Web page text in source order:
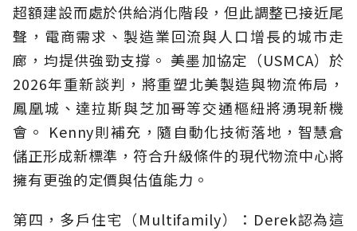
超額建設而處於供給消化階段，但此調整已接近尾
聲，電商需求、製造業回流與人口增長的城市走
廊，均提供強勁支撐。 美墨加協定（USMCA）於
2026年重新談判，將重塑北美製造與物流佈局，
鳳凰城、達拉斯與芝加哥等交通樞紐將湧現新機
會。 Kenny則補充，隨自動化技術落地，智慧倉
儲正形成新標準，符合升級條件的現代物流中心將
擁有更強的定價與估值能力。
第四，多戶住宅（Multifamily）：Derek認為這